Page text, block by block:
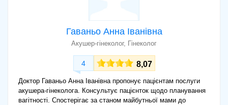
Гаваньо Анна Іванівна
Акушер-гінеколог, Гінеколог
4 8,07
Доктор Гаваньо Анна Іванівна пропонує пацієнтам послуги
акушера-гінеколога. Консультує пацієнток щодо планування
вагітності. Спостерігає за станом майбутньої мами до